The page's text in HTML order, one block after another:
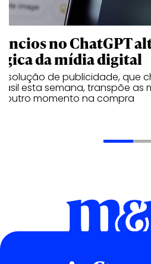
no ChatGPT
da mídia digital
solução de publicidade, que
esta semana, transpõe as
outro momento na compra